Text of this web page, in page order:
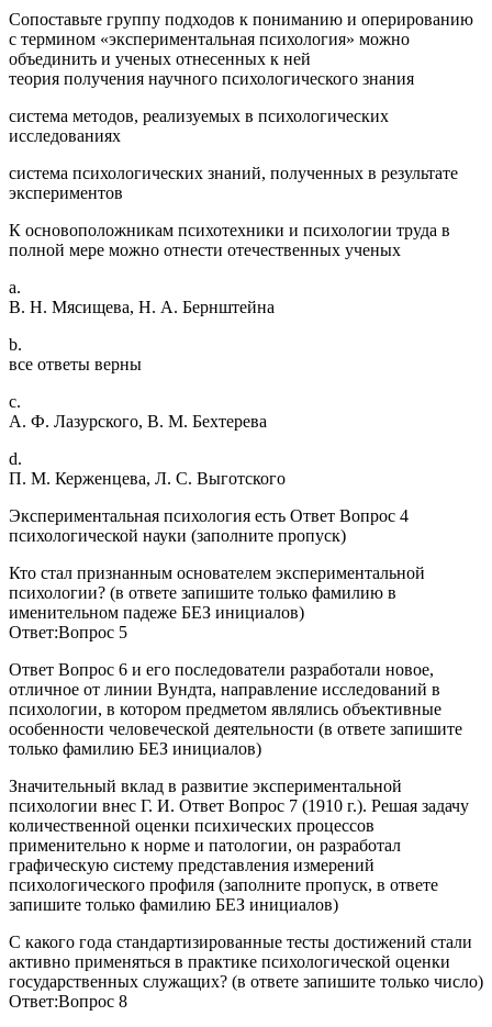
Сопоставьте группу подходов к пониманию и оперированию
с термином «экспериментальная психология» можно
объединить и ученых отнесенных к ней
теория получения научного психологического знания
система методов, реализуемых в психологических
исследованиях
система психологических знаний, полученных в результате
экспериментов
К основоположникам психотехники и психологии труда в
полной мере можно отнести отечественных ученых
a.
В. Н. Мясищева, Н. А. Бернштейна
b.
все ответы верны
c.
А. Ф. Лазурского, В. М. Бехтерева
d.
П. М. Керженцева, Л. С. Выготского
Экспериментальная психология есть Ответ Вопрос 4
психологической науки (заполните пропуск)
Кто стал признанным основателем экспериментальной
психологии? (в ответе запишите только фамилию в
именительном падеже БЕЗ инициалов)
Ответ:Вопрос 5
Ответ Вопрос 6 и его последователи разработали новое,
отличное от линии Вундта, направление исследований в
психологии, в котором предметом являлись объективные
особенности человеческой деятельности (в ответе запишите
только фамилию БЕЗ инициалов)
Значительный вклад в развитие экспериментальной
психологии внес Г. И. Ответ Вопрос 7 (1910 г.). Решая задачу
количественной оценки психических процессов
применительно к норме и патологии, он разработал
графическую систему представления измерений
психологического профиля (заполните пропуск, в ответе
запишите только фамилию БЕЗ инициалов)
С какого года стандартизированные тесты достижений стали
активно применяться в практике психологической оценки
государственных служащих? (в ответе запишите только число)
Ответ:Вопрос 8